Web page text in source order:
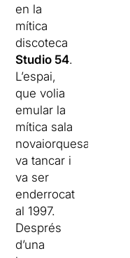
en la
mítica
discoteca
Studio 54.
L’espai,
que volia
emular la
mítica sala
novaiorquesa,
va tancar i
va ser
enderrocat
al 1997.
Després
d’una